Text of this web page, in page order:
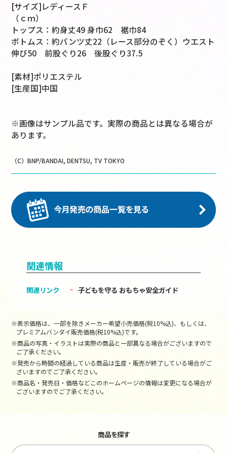
[サイズ]レディースＦ
（ｃｍ）
トップス：約身丈49 身巾62 裾巾84
ボトムス：約パンツ丈22（レース部分のぞく）ウエスト
伸び50 前股ぐり26 後股ぐり37.5
[素材]ポリエステル
[生産国]中国
※画像はサンプル品です。実際の商品とは異なる場合が
あります。
（C）BNP/BANDAI, DENTSU, TV TOKYO
関連情報
関連リンク 子どもを守る おもちゃ安全ガイド
※表示価格は、一部を除きメーカー希望小売価格(税10%込)、もしくは、
プレミアムバンダイ販売価格(税10%込)です。
※商品の写真・イラストは実際の商品と一部異なる場合がございますので
ご了承ください。
※発売から時間の経過している商品は生産・販売が終了している場合がご
ざいますのでご了承ください。
※商品名・発売日・価格などこのホームページの情報は変更になる場合が
ございますのでご了承ください。
商品を探す